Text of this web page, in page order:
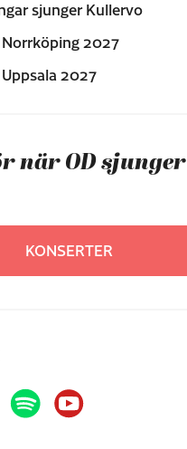
sjunger Kullervo
2027
2027
när OD sjunger
KONSERTER